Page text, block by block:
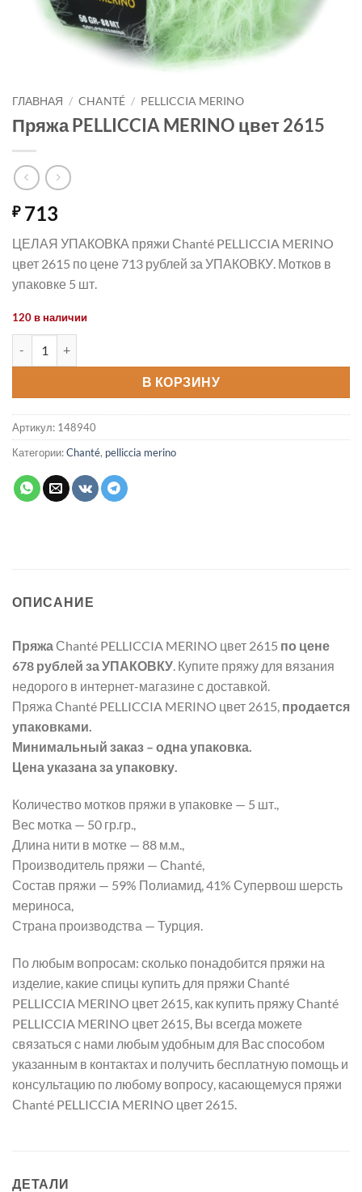
ГЛАВНАЯ / CHANTÉ / PELLICCIA MERINO
Пряжа PELLICCIA MERINO цвет 2615
₽713
ЦЕЛАЯ УПАКОВКА пряжи Сhanté PELLICCIA MERINO
цвет 2615 по цене 713 рублей за УПАКОВКУ. Мотков в
упаковке 5 шт.
120 в наличии
В КОРЗИНУ
Артикул: 148940
Категории:Chanté, pelliccia merino
ОПИСАНИЕ
Пряжа Сhanté PELLICCIA MERINO цвет 2615 по цене
678 рублей за УПАКОВКУ. Купите пряжу для вязания
недорого в интернет-магазине с доставкой.
Пряжа Сhanté PELLICCIA MERINO цвет 2615, продается
упаковками.
Минимальный заказ – одна упаковка.
Цена указана за упаковку.
Количество мотков пряжи в упаковке — 5 шт.,
Вес мотка — 50 гр.гр.,
Длина нити в мотке — 88 м.м.,
Производитель пряжи — Сhanté,
Состав пряжи — 59% Полиамид, 41% Супервош шерсть
мериноса,
Страна производства — Турция.
По любым вопросам: сколько понадобится пряжи на
изделие, какие спицы купить для пряжи Сhanté
PELLICCIA MERINO цвет 2615, как купить пряжу Сhanté
PELLICCIA MERINO цвет 2615, Вы всегда можете
связаться с нами любым удобным для Вас способом
указанным в контактах и получить бесплатную помощь и
консультацию по любому вопросу, касающемуся пряжи
Сhanté PELLICCIA MERINO цвет 2615.
ДЕТАЛИ